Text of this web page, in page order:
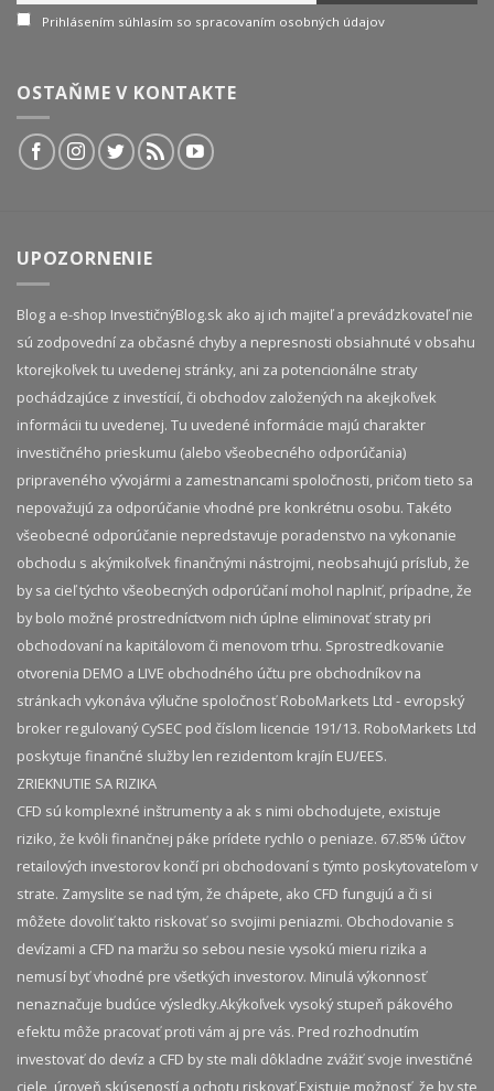
Prihlásením súhlasím so spracovaním osobných údajov
OSTAŇME V KONTAKTE
UPOZORNENIE
Blog a e-shop InvestičnýBlog.sk ako aj ich majiteľ a prevádzkovateľ nie
sú zodpovední za občasné chyby a nepresnosti obsiahnuté v obsahu
ktorejkoľvek tu uvedenej stránky, ani za potencionálne straty
pochádzajúce z investícií, či obchodov založených na akejkoľvek
informácii tu uvedenej. Tu uvedené informácie majú charakter
investičného prieskumu (alebo všeobecného odporúčania)
pripraveného vývojármi a zamestnancami spoločnosti, pričom tieto sa
nepovažujú za odporúčanie vhodné pre konkrétnu osobu. Takéto
všeobecné odporúčanie nepredstavuje poradenstvo na vykonanie
obchodu s akýmikoľvek finančnými nástrojmi, neobsahujú prísľub, že
by sa cieľ týchto všeobecných odporúčaní mohol naplniť, prípadne, že
by bolo možné prostredníctvom nich úplne eliminovať straty pri
obchodovaní na kapitálovom či menovom trhu. Sprostredkovanie
otvorenia DEMO a LIVE obchodného účtu pre obchodníkov na
stránkach vykonáva výlučne spoločnosť RoboMarkets Ltd - evropský
broker regulovaný CySEC pod číslom licencie 191/13. RoboMarkets Ltd
poskytuje finančné služby len rezidentom krajín EU/EES.
ZRIEKNUTIE SA RIZIKA
CFD sú komplexné inštrumenty a ak s nimi obchodujete, existuje
riziko, že kvôli finančnej páke prídete rychlo o peniaze. 67.85% účtov
retailových investorov končí pri obchodovaní s týmto poskytovateľom v
strate. Zamyslite se nad tým, že chápete, ako CFD fungujú a či si
môžete dovoliť takto riskovať so svojimi peniazmi. Obchodovanie s
devízami a CFD na maržu so sebou nesie vysokú mieru rizika a
nemusí byť vhodné pre všetkých investorov. Minulá výkonnosť
nenaznačuje budúce výsledky.​ Akýkoľvek vysoký stupeň pákového
efektu môže pracovať proti vám aj pre vás. Pred rozhodnutím
investovať do devíz a CFD by ste mali dôkladne zvážiť svoje investičné
ciele, úroveň skúseností a ochotu riskovať.​ Existuje možnosť, že by ste